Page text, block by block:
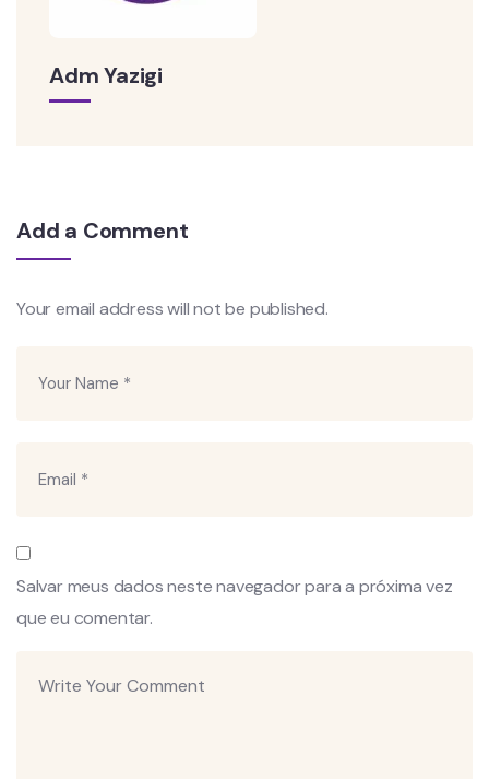
Adm Yazigi
Add a Comment
Your email address will not be published.
Salvar meus dados neste navegador para a próxima vez
que eu comentar.